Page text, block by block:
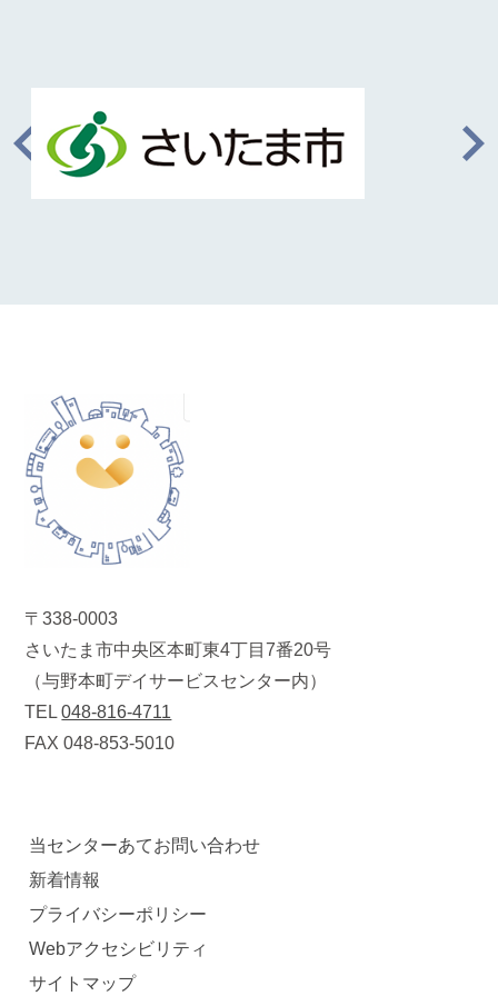
〒338-0003
さいたま市中央区本町東4丁目7番20号
（与野本町デイサービスセンター内）
TEL048-816-4711
FAX 048-853-5010
当センターあてお問い合わせ
新着情報
プライバシーポリシー
Webアクセシビリティ
サイトマップ